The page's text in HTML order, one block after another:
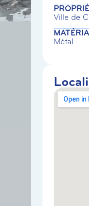
Ville de
Métal